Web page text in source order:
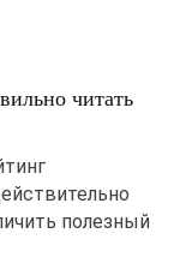
читать
полезный